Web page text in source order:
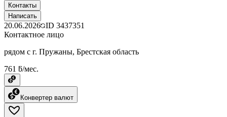
Контакты
Написать
20.06.2026 ID 3437351
Контактное лицо
рядом с г. Пружаны, Брестская область
761 ƃ/мес.
Конвертер валют